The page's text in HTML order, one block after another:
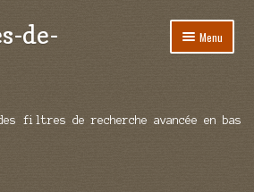
de-
Menu
filtres de recherche avancée en bas